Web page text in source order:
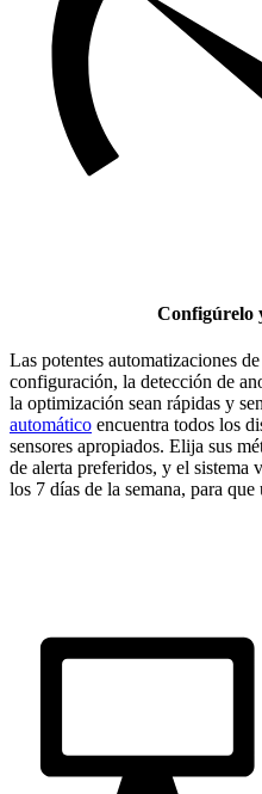
Configúrelo
Las potentes automatizaciones
configuración, la detección de
la optimización sean rápidas y
automático encuentra todos los
sensores apropiados. Elija sus
de alerta preferidos, y el sistema
los 7 días de la semana, para